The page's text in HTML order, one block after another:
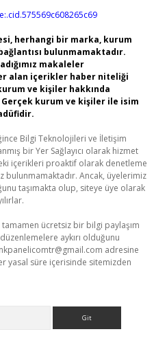
herhangi bir marka, kurum
bulunmamaktadır.
makaleler
alan içerikler haber niteliği
ve kişiler hakkında
Gerçek kurum ve kişiler ile isim
Bilgi Teknolojileri ve İletişim
bir Yer Sağlayıcı olarak hizmet
içerikleri proaktif olarak denetleme
bulunmamaktadır. Ancak, üyelerimiz
taşımakta olup, siteye üye olarak
tamamen ücretsiz bir bilgi paylaşım
aykırı olduğunu
adresine
yasal süre içerisinde sitemizden